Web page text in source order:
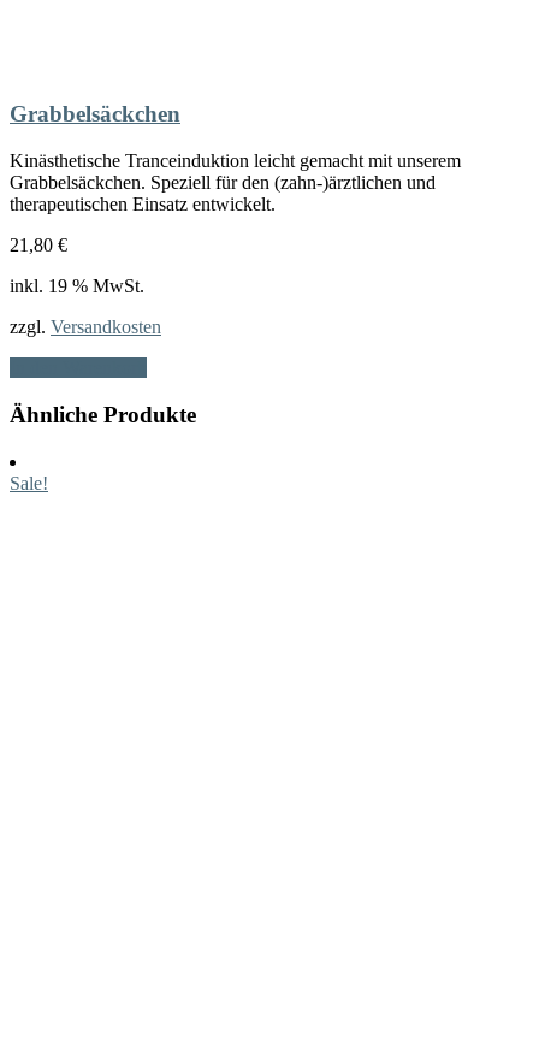
Grabbelsäckchen
Kinästhetische Tranceinduktion leicht gemacht mit unserem
Grabbelsäckchen. Speziell für den (zahn-)ärztlichen und
therapeutischen Einsatz entwickelt.
21,80 €
inkl. 19 % MwSt.
zzgl. Versandkosten
Ähnliche Produkte
Sale!